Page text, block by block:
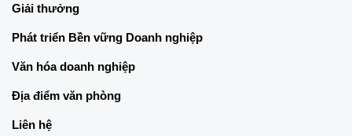
Giải thưởng
Phát triển Bền vững Doanh nghiệp
Văn hóa doanh nghiệp
Địa điểm văn phòng
Liên hệ